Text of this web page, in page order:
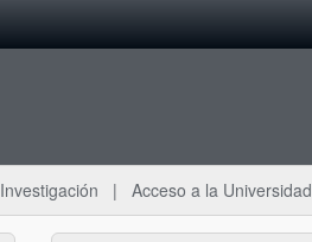
Investigación Acceso a la Universidad